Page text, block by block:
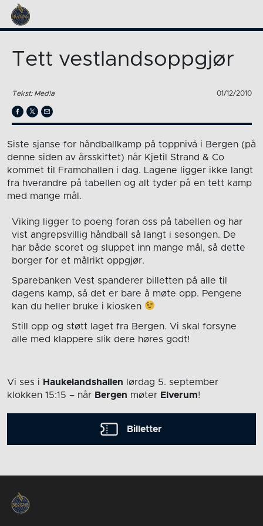
Tett vestlandsoppgjør
Tekst: Med!a 01/12/2010
Siste sjanse for håndballkamp på toppnivå i Bergen (på
denne siden av årsskiftet) når Kjetil Strand & Co
kommet til Framohallen i dag. Lagene ligger ikke langt
fra hverandre på tabellen og alt tyder på en tett kamp
med mange mål.
Viking ligger to poeng foran oss på tabellen og har
vist angrepsvillig håndball så langt i sesongen. De
har både scoret og sluppet inn mange mål, så dette
borger for et målrikt oppgjør.
Sparebanken Vest spanderer billetten på alle til
dagens kamp, så det er bare å møte opp. Pengene
kan du heller bruke i kiosken
Still opp og støtt laget fra Bergen. Vi skal forsyne
alle med klappere slik dere høres godt!
Vi ses i Haukelandshallen lørdag 5. september
klokken 15:15 – når Bergen møter Elverum!
Billetter